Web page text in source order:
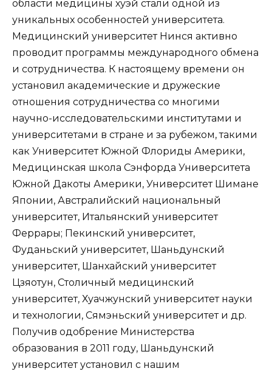
области медицины хуэй стали одной из
уникальных особенностей университета.
Медицинский университет Нинся активно
проводит программы международного обмена
и сотрудничества. К настоящему времени он
установил академические и дружеские
отношения сотрудничества со многими
научно-исследовательскими институтами и
университетами в стране и за рубежом, такими
как Университет Южной Флориды Америки,
Медицинская школа Сэнфорда Университета
Южной Дакоты Америки, Университет Шимане
Японии, Австралийский национальный
университет, Итальянский университет
Феррары; Пекинский университет,
Фуданьский университет, Шаньдунский
университет, Шанхайский университет
Цзяотун, Столичный медицинский
университет, Хуачжунский университет науки
и технологии, Сямэньский университет и др.
Получив одобрение Министерства
образования в 2011 году, Шаньдунский
университет установил с нашим